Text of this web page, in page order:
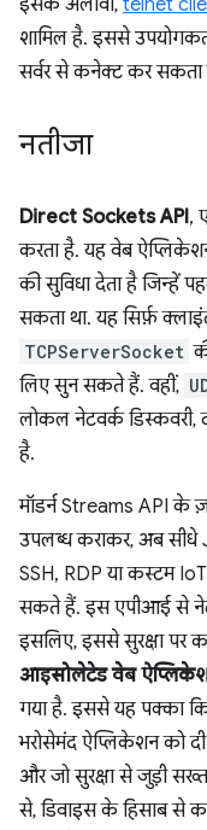
शामिल है. इससे
सर्वर से कनेक्ट कर सकता
नतीजा
Direct Sockets API,
करता है. यह वेब
की सुविधा देता है जिन्हें
सकता था. यह सिर्फ़
TCPServerSocket
लिए सुन सकते हैं. वहीं,
लोकल नेटवर्क डिस्कवरी,
है.
मॉडर्न Streams API के
उपलब्ध कराकर, अब सीधे
SSH, RDP या कस्टम
सकते हैं. इस एपीआई से
इसलिए, इससे सुरक्षा पर
आइसोलेटेड वेब
गया है. इससे यह पक्का
भरोसेमंद ऐप्लिकेशन को
और जो सुरक्षा से जुड़ी
से, डिवाइस के हिसाब से